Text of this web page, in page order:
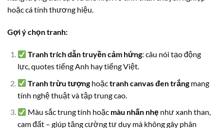
hoặc cá tính thương hiệu.
Gợi ý chọn tranh:
Tranh trích dẫn truyền cảm hứng: câu nói tạo động
lực, quotes tiếng Anh hay tiếng Việt.
Tranh trừu tượng hoặctranh canvas đen trắng mang
tính nghệ thuật và tập trung cao.
Màu sắc trung tính hoặc màu nhấn nhẹ như xanh than,
cam đất – giúp tăng cường tư duy mà không gây phân